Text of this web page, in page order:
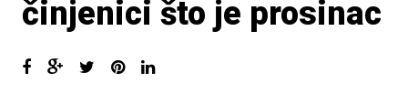
činjenici što je prosinac